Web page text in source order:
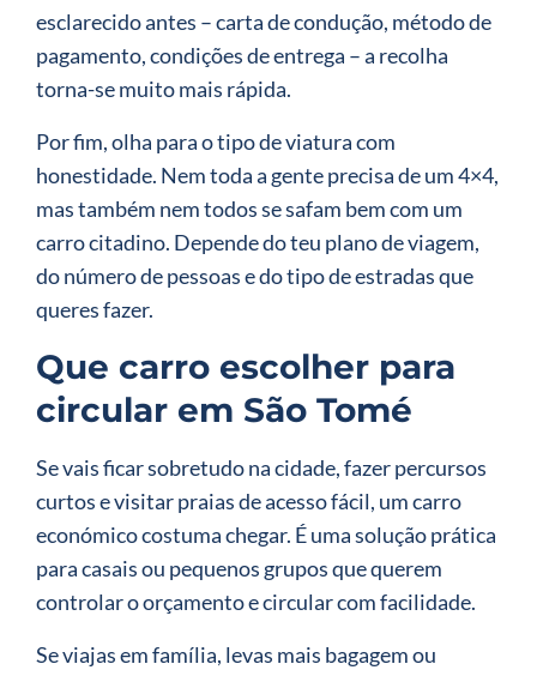
esclarecido antes – carta de condução, método de
pagamento, condições de entrega – a recolha
torna-se muito mais rápida.
Por fim, olha para o tipo de viatura com
honestidade. Nem toda a gente precisa de um 4×4,
mas também nem todos se safam bem com um
carro citadino. Depende do teu plano de viagem,
do número de pessoas e do tipo de estradas que
queres fazer.
Que carro escolher para
circular em São Tomé
Se vais ficar sobretudo na cidade, fazer percursos
curtos e visitar praias de acesso fácil, um carro
económico costuma chegar. É uma solução prática
para casais ou pequenos grupos que querem
controlar o orçamento e circular com facilidade.
Se viajas em família, levas mais bagagem ou